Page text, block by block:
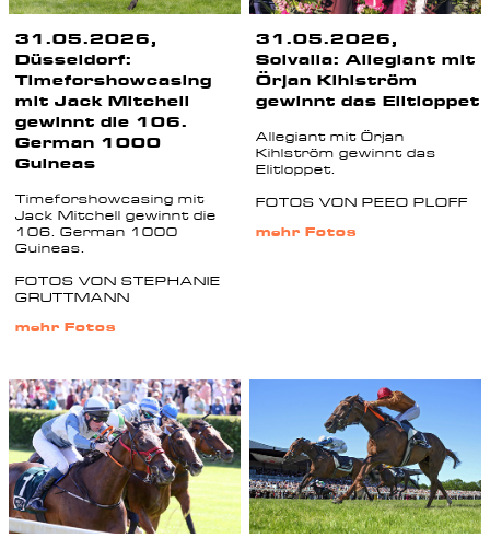
31.05.2026,
Düsseldorf:
Timeforshowcasing
mit Jack Mitchell
gewinnt die 106.
German 1000
Guineas
Timeforshowcasing mit
Jack Mitchell gewinnt die
106. German 1000
Guineas.
FOTOS VON STEPHANIE
GRUTTMANN
mehr Fotos
31.05.2026,
Solvalla: Allegiant mit
Örjan Kihlström
gewinnt das Elitloppet
Allegiant mit Örjan
Kihlström gewinnt das
Elitloppet.
FOTOS VON PEEO PLOFF
mehr Fotos